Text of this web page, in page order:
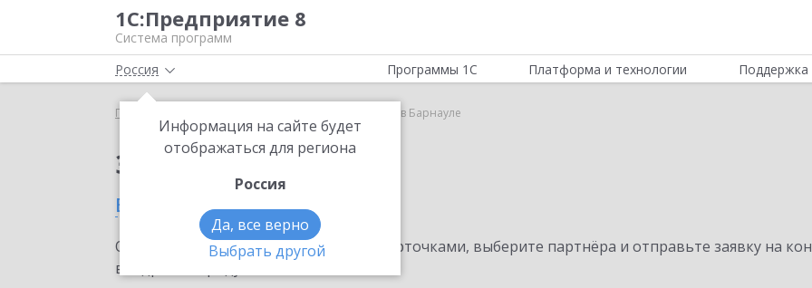
1С:Предприятие 8
Система программ
Россия
Информация на сайте будет
отображаться для региона
Россия
Да, все верно
Выбрать другой
Программы 1С Платформа и технологии Поддержка
Главная 1С:Курьер в Барнауле
Заказать 1С:Курьер
в Барнауле
Ознакомьтесь с информационными карточками, выберите партнёра и отправьте заявку на
внедрение продукта.